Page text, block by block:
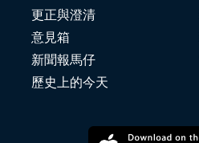
更正與澄清
意見箱
新聞報馬仔
歷史上的今天